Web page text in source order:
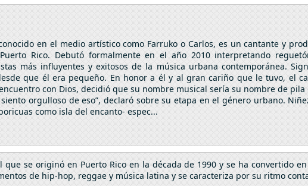
en el medio artístico como Farruko o Carlos, es un cantante y
Rico. Debutó formalmente en el año 2010 interpretando
más influyentes y exitosos de la música urbana contemporánea.
que él era pequeño. En honor a él y al gran cariño que le tuvo, el
con Dios, decidió que su nombre musical sería su nombre de pila
orgulloso de eso”, declaró sobre su etapa en el género urbano.
como isla del encanto- espec...
que se originó en Puerto Rico en la década de 1990 y se ha convertido
de hip-hop, reggae y música latina y se caracteriza por su ritmo